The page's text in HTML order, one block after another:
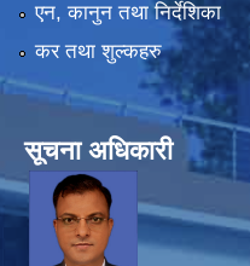
एन, कानुन तथा निर्देशिका
कर तथा शुल्कहरु
सूचना अधिकारी